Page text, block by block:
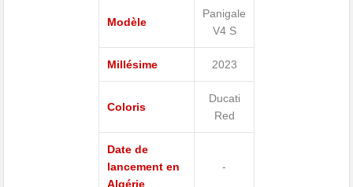
Modèle
Panigale
V4 S
Millésime 2023
Coloris
Ducati
Red
Date de
lancement en
Algérie
-